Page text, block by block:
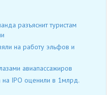
разъяснит туристам
на работу эльфов и
авиапассажиров
IPO оценили в 1млрд.